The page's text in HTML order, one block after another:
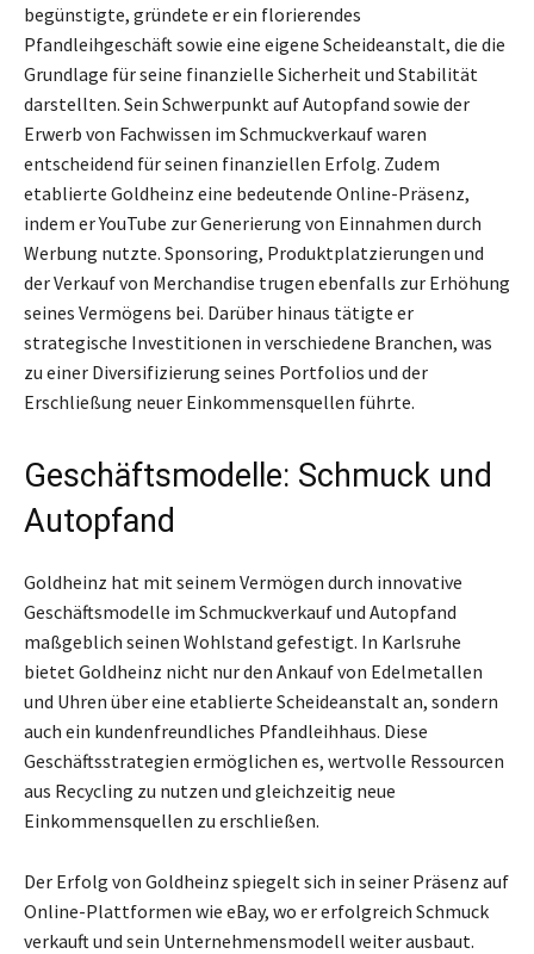
begünstigte, gründete er ein florierendes
Pfandleihgeschäft sowie eine eigene Scheideanstalt, die die
Grundlage für seine finanzielle Sicherheit und Stabilität
darstellten. Sein Schwerpunkt auf Autopfand sowie der
Erwerb von Fachwissen im Schmuckverkauf waren
entscheidend für seinen finanziellen Erfolg. Zudem
etablierte Goldheinz eine bedeutende Online-Präsenz,
indem er YouTube zur Generierung von Einnahmen durch
Werbung nutzte. Sponsoring, Produktplatzierungen und
der Verkauf von Merchandise trugen ebenfalls zur Erhöhung
seines Vermögens bei. Darüber hinaus tätigte er
strategische Investitionen in verschiedene Branchen, was
zu einer Diversifizierung seines Portfolios und der
Erschließung neuer Einkommensquellen führte.
Geschäftsmodelle: Schmuck und
Autopfand
Goldheinz hat mit seinem Vermögen durch innovative
Geschäftsmodelle im Schmuckverkauf und Autopfand
maßgeblich seinen Wohlstand gefestigt. In Karlsruhe
bietet Goldheinz nicht nur den Ankauf von Edelmetallen
und Uhren über eine etablierte Scheideanstalt an, sondern
auch ein kundenfreundliches Pfandleihhaus. Diese
Geschäftsstrategien ermöglichen es, wertvolle Ressourcen
aus Recycling zu nutzen und gleichzeitig neue
Einkommensquellen zu erschließen.
Der Erfolg von Goldheinz spiegelt sich in seiner Präsenz auf
Online-Plattformen wie eBay, wo er erfolgreich Schmuck
verkauft und sein Unternehmensmodell weiter ausbaut.